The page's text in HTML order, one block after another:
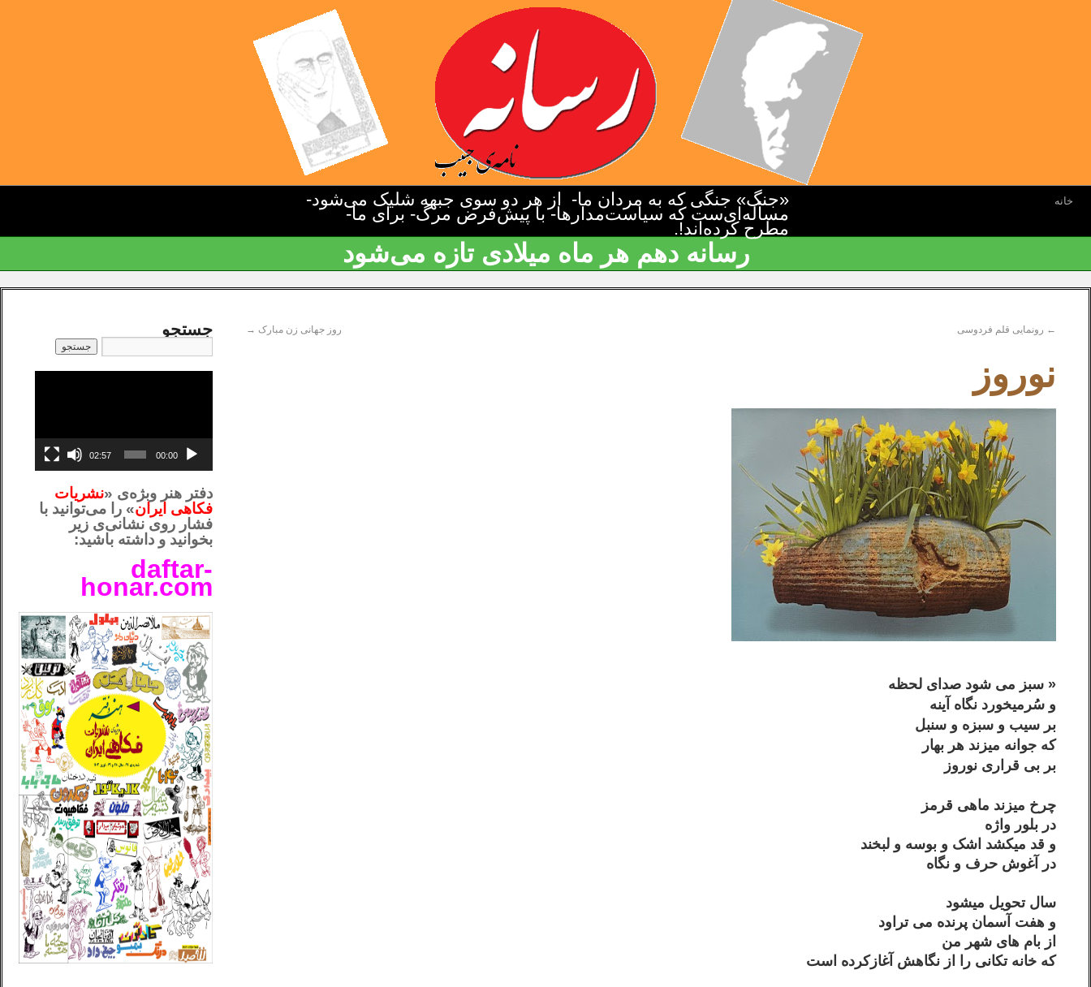
خانه «جنگ» جنگی که به مردان ما- از هر دو سوی جبهه شلیک می‌شود-
مسأله‌ای‌ست که سیاست‌مدارها- با پیش‌فرض مرگ- برای ما-
مطرح کرده‌اند!.
رسانه دهم هر ماه میلادی تازه می‌شود
← رونمایی قلم فردوسی روز جهانی زن مبارک →
نوروز
« سبز می شود صدای لحظه
و سُرمی­خورد نگاه آینه
بر سیب و سبزه و سنبل
که جوانه می­زند هر بهار
بر بی قراری نوروز
چرخ می­زند ماهی قرمز
در بلور واژه­
و قد­ می­کشد اشک و بوسه و لبخند
در آغوش حرف و نگاه
سال تحویل می­شود
و هفت آسمان پرنده می تراود
از بام های شهر من
که خانه تکانی را از نگاهش آغازکرده است
جستجو
00:00
02:57
دفتر هنر وبژه‌ی «نشریات
فکاهی ایران» را می‌توانید با
فشار روی نشانی‌ی زیر
بخوانید و داشته باشید:
daftar-
honar.com